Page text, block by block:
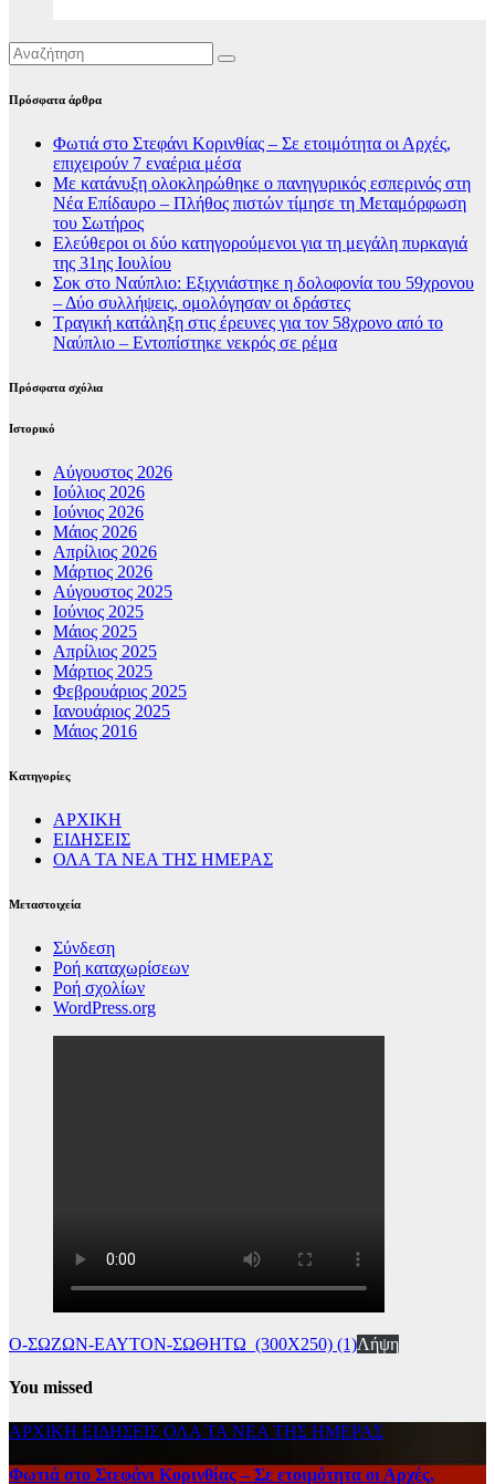
Πρόσφατα άρθρα
Φωτιά στο Στεφάνι Κορινθίας – Σε ετοιμότητα οι Αρχές,
επιχειρούν 7 εναέρια μέσα
Με κατάνυξη ολοκληρώθηκε ο πανηγυρικός εσπερινός στη
Νέα Επίδαυρο – Πλήθος πιστών τίμησε τη Μεταμόρφωση
του Σωτήρος
Ελεύθεροι οι δύο κατηγορούμενοι για τη μεγάλη πυρκαγιά
της 31ης Ιουλίου
Σοκ στο Ναύπλιο: Εξιχνιάστηκε η δολοφονία του 59χρονου
– Δύο συλλήψεις, ομολόγησαν οι δράστες
Τραγική κατάληξη στις έρευνες για τον 58χρονο από το
Ναύπλιο – Εντοπίστηκε νεκρός σε ρέμα
Πρόσφατα σχόλια
Ιστορικό
Αύγουστος 2026
Ιούλιος 2026
Ιούνιος 2026
Μάιος 2026
Απρίλιος 2026
Μάρτιος 2026
Αύγουστος 2025
Ιούνιος 2025
Μάιος 2025
Απρίλιος 2025
Μάρτιος 2025
Φεβρουάριος 2025
Ιανουάριος 2025
Μάιος 2016
Kατηγορίες
ΑΡΧΙΚΗ
ΕΙΔΗΣΕΙΣ
ΟΛΑ ΤΑ ΝΕΑ ΤΗΣ ΗΜΕΡΑΣ
Μεταστοιχεία
Σύνδεση
Ροή καταχωρίσεων
Ροή σχολίων
WordPress.org
Ο-ΣΩΖΩΝ-ΕΑΥΤΟΝ-ΣΩΘΗΤΩ_(300Χ250) (1)Λήψη
You missed
ΑΡΧΙΚΗ ΕΙΔΗΣΕΙΣ ΟΛΑ ΤΑ ΝΕΑ ΤΗΣ ΗΜΕΡΑΣ
Φωτιά στο Στεφάνι Κορινθίας – Σε ετοιμότητα οι Αρχές,